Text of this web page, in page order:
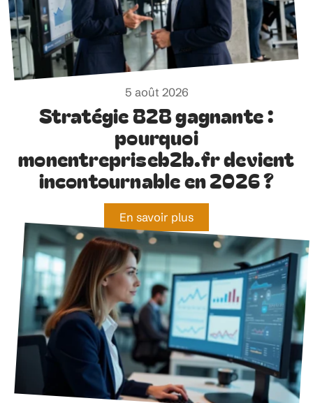
5 août 2026
Stratégie B2B gagnante :
pourquoi
monentrepriseb2b.fr devient
incontournable en 2026 ?
En savoir plus